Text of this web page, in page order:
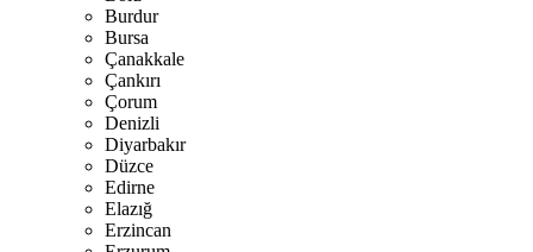
Burdur
Bursa
Çanakkale
Çankırı
Çorum
Denizli
Diyarbakır
Düzce
Edirne
Elazığ
Erzincan